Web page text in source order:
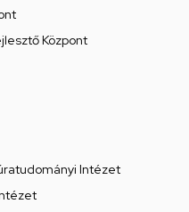
Központ
Intézet